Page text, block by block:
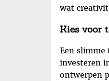
wat
Kies voor
Een slimme
investeren
ontwerpen